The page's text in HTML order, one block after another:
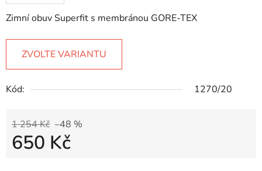
Zimní obuv Superfit s membránou GORE-TEX
ZVOLTE VARIANTU
Kód: 1270/20
1 254 Kč –48 %
650 Kč